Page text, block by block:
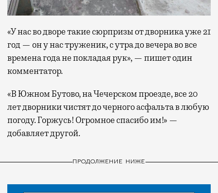
«У нас во дворе такие сюрпризы от дворника уже 21
год — он у нас труженик, с утра до вечера во все
времена года не покладая рук», — пишет один
комментатор.
«В Южном Бутово, на Чечерском проезде, все 20
лет дворники чистят до черного асфальта в любую
погоду. Горжусь! Огромное спасибо им!» —
добавляет другой.
ПРОДОЛЖЕНИЕ НИЖЕ